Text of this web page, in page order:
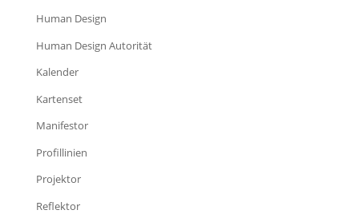
Human Design
Human Design Autorität
Kalender
Kartenset
Manifestor
Profillinien
Projektor
Reflektor